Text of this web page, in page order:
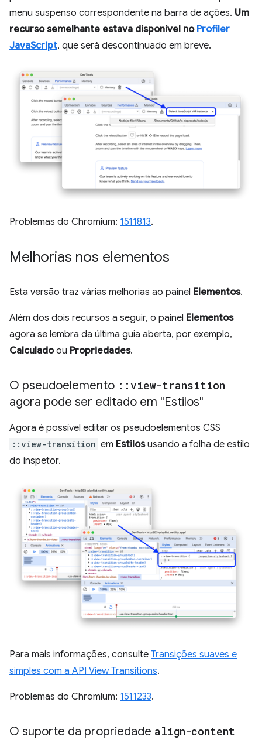
menu suspenso correspondente na barra de ações. Um
recurso semelhante estava disponível no Profiler
JavaScript, que será descontinuado em breve.
Problemas do Chromium: 1511813.
Melhorias nos elementos
Esta versão traz várias melhorias ao painel Elementos.
Além dos dois recursos a seguir, o painel Elementos
agora se lembra da última guia aberta, por exemplo,
Calculadoou Propriedades.
O pseudoelemento :: view-transition
agora pode ser editado em "Estilos"
Agora é possível editar os pseudoelementos CSS
::view-transition em Estilosusando a folha de estilo
do inspetor.
Para mais informações, consulte Transições suaves e
simples com a API View Transitions.
Problemas do Chromium: 1511233.
O suporte da propriedade align-content